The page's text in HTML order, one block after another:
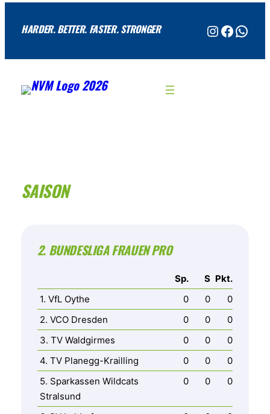
InhaltHARDER. BETTER. FASTER. STRONGER @neuseenlandvolleysdamen Facebook WhatsApp
SAISON
2. BUNDESLIGA FRAUEN PRO
Sp. S Pkt.
1. VfL Oythe
0 0
0
2. VCO Dresden
0 0
0
3. TV Waldgirmes
0 0
0
4. TV Planegg-Krailling
0 0
0
5. Sparkassen Wildcats
Stralsund
0 0 0